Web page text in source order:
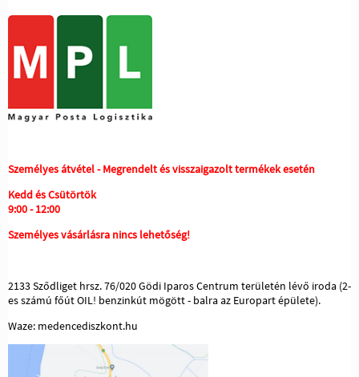
Személyes átvétel - Megrendelt és visszaigazolt termékek esetén
Kedd és Csütörtök
9:00 - 12:00
Személyes vásárlásra nincs lehetőség!
2133 Sződliget hrsz. 76/020 Gödi Iparos Centrum területén lévő iroda (2-
es számú főút OIL! benzinkút mögött - balra az Europart épülete).
Waze: medencediszkont.hu